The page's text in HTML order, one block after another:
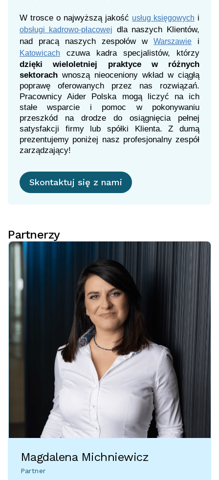
W trosce o najwyższą jakość usług księgowych i
obsługi kadrowo-płacowej dla naszych Klientów,
nad pracą naszych zespołów w Warszawie i
Katowicach
czuwa kadra specjalistów, którzy
dzięki wieloletniej praktyce w różnych
sektorach wnoszą nieoceniony wkład w ciągłą
poprawę oferowanych przez nas rozwiązań.
Pracownicy Aider Polska mogą liczyć na ich
stałe wsparcie i pomoc w pokonywaniu
przeszkód na drodze do osiągnięcia pełnej
satysfakcji firmy lub spółki Klienta. Z dumą
prezentujemy poniżej nasz profesjonalny zespół
zarządzający!
Skontaktuj się z nami
Partnerzy
Magdalena Michniewicz
Partner